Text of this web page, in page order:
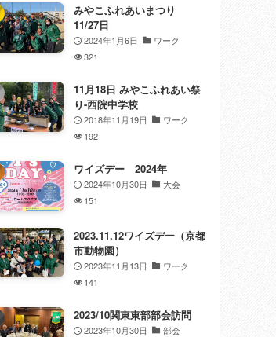
みやこふれあいまつり
11/27日
2024年1月6日
ワーク
321
11月18日 みやこふれあい祭
り-西院中学校
2018年11月19日
ワーク
192
ワイズデー 2024年
2024年10月30日
大会
151
2023.11.12ワイズデー（京都
市動物園）
2023年11月13日
ワーク
141
2023/10関東東部部会訪問
2023年10月30日
部会